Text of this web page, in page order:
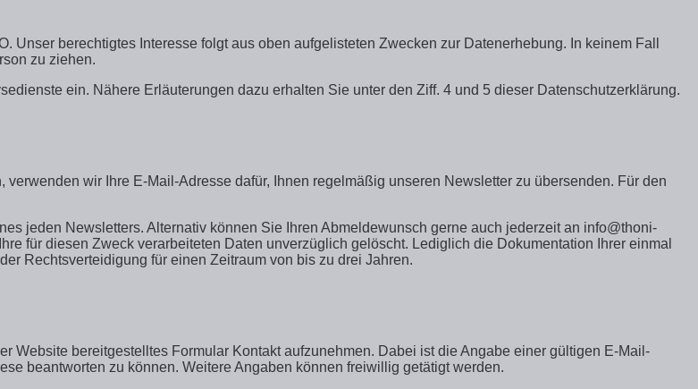
Unser berechtigtes Interesse folgt aus oben aufgelisteten Zwecken zur Datenerhebung. In keinem Fall
zu ziehen.
ein. Nähere Erläuterungen dazu erhalten Sie unter den Ziff. 4 und 5 dieser Datenschutzerklärung.
wir Ihre E-Mail-Adresse dafür, Ihnen regelmäßig unseren Newsletter zu übersenden. Für den
jeden Newsletters. Alternativ können Sie Ihren Abmeldewunsch gerne auch jederzeit an info@thoni-
für diesen Zweck verarbeiteten Daten unverzüglich gelöscht. Lediglich die Dokumentation Ihrer einmal
Rechtsverteidigung für einen Zeitraum von bis zu drei Jahren.
Website bereitgestelltes Formular Kontakt aufzunehmen. Dabei ist die Angabe einer gültigen E-Mail-
beantworten zu können. Weitere Angaben können freiwillig getätigt werden.